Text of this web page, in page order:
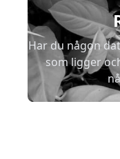
Har du någon
som ligger